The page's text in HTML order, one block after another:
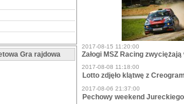
Gra rajdowa
2017-08-15 11:20:00
Załogi MSZ Racing
2017-08-08 11:18:00
Lotto zdjęło klątwę z
2017-08-06 21:37:00
Pechowy weekend